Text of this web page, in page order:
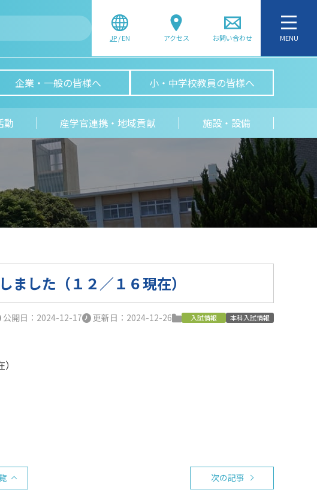
MENU
お問い合わせ
アクセス
JP/EN
企業・一般の皆様へ 小・中学校教員の皆様へ
動 産学官連携・地域貢献 施設・設備
した（１２／１６現在）
公開日：2024-12-17 更新日：2024-12-26 入試情報 本科入試情報
次の記事